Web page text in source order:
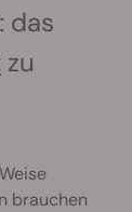
das
zu
brauchen